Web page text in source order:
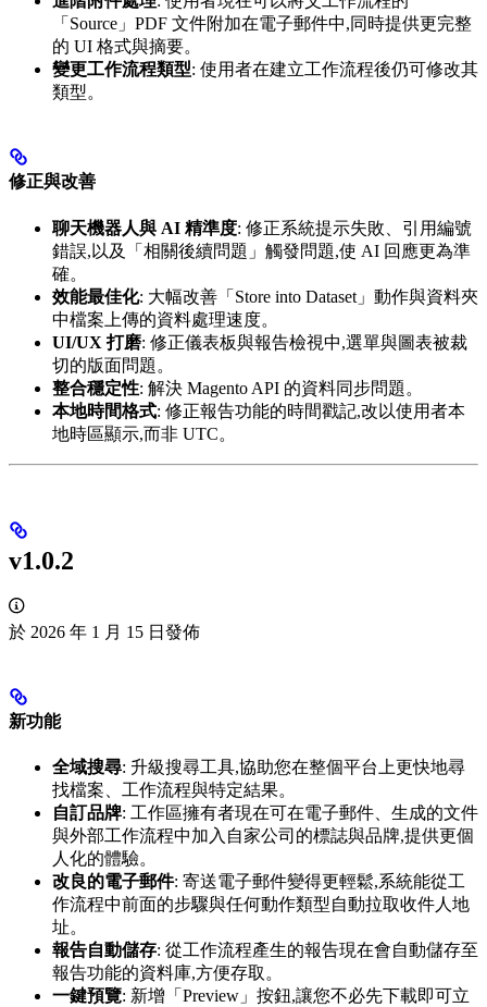
「Source」PDF 文件附加在電子郵件中,同時提供更完整
的 UI 格式與摘要。
變更工作流程類型: 使用者在建立工作流程後仍可修改其
類型。
修正與改善
聊天機器人與 AI 精準度: 修正系統提示失敗、引用編號
錯誤,以及「相關後續問題」觸發問題,使 AI 回應更為準
確。
效能最佳化: 大幅改善「Store into Dataset」動作與資料夾
中檔案上傳的資料處理速度。
UI/UX 打磨: 修正儀表板與報告檢視中,選單與圖表被裁
切的版面問題。
整合穩定性: 解決 Magento API 的資料同步問題。
本地時間格式: 修正報告功能的時間戳記,改以使用者本
地時區顯示,而非 UTC。
v1.0.2
於 2026 年 1 月 15 日發佈
新功能
全域搜尋: 升級搜尋工具,協助您在整個平台上更快地尋
找檔案、工作流程與特定結果。
自訂品牌: 工作區擁有者現在可在電子郵件、生成的文件
與外部工作流程中加入自家公司的標誌與品牌,提供更個
人化的體驗。
改良的電子郵件: 寄送電子郵件變得更輕鬆,系統能從工
作流程中前面的步驟與任何動作類型自動拉取收件人地
址。
報告自動儲存: 從工作流程產生的報告現在會自動儲存至
報告功能的資料庫,方便存取。
一鍵預覽: 新增「Preview」按鈕,讓您不必先下載即可立